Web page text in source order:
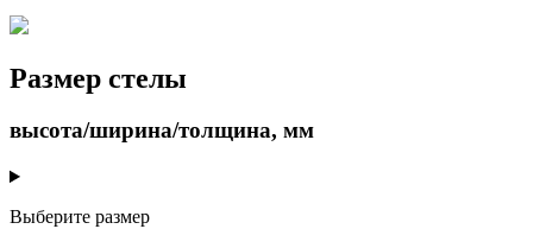
Размер стелы
высота/ширина/толщина, мм
Выберите размер